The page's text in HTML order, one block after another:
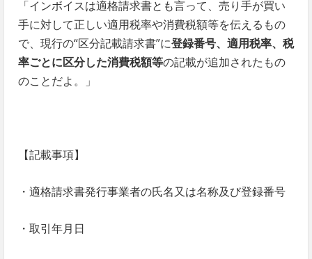
「インボイスは適格請求書とも言って、売り手が買い
手に対して正しい適用税率や消費税額等を伝えるもの
で、現行の“区分記載請求書”に登録番号、適用税率、税
率ごとに区分した消費税額等の記載が追加されたもの
のことだよ。」
【記載事項】
・適格請求書発行事業者の氏名又は名称及び登録番号
・取引年月日